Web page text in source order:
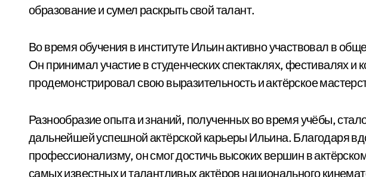
образование и сумел раскрыть свой талант.
Во время обучения в институте Ильин активно участвовал в
Он принимал участие в студенческих спектаклях, фестивалях и
продемонстрировал свою выразительность и актёрское
Разнообразие опыта и знаний, полученных во время учёбы,
дальнейшей успешной актёрской карьеры Ильина. Благодаря
профессионализму, он смог достичь высоких вершин в
самых известных и талантливых актёров национального